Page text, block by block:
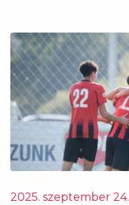
2025. szeptember 24.